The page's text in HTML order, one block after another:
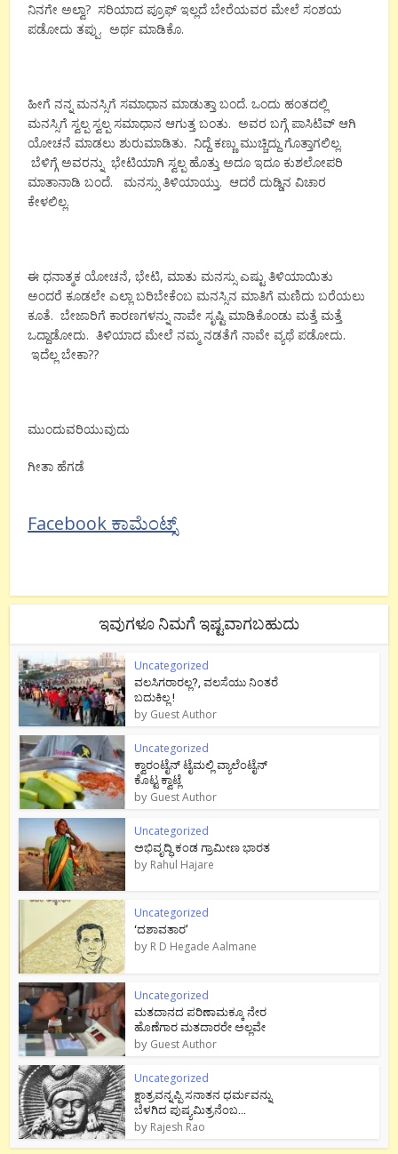
ನಿನಗೇ ಅಲ್ವಾ? ಸರಿಯಾದ ಪ್ರೂಫ್ ಇಲ್ಲದೆ ಬೇರೆಯವರ ಮೇಲೆ ಸಂಶಯ
ಪಡೋದು ತಪ್ಪು. ಅರ್ಥ ಮಾಡಿಕೊ.
ಹೀಗೆ ನನ್ನ ಮನಸ್ಸಿಗೆ ಸಮಾಧಾನ ಮಾಡುತ್ತಾ ಬಂದೆ. ಒಂದು ಹಂತದಲ್ಲಿ
ಮನಸ್ಸಿಗೆ ಸ್ವಲ್ಪ ಸ್ವಲ್ಪ ಸಮಾಧಾನ ಆಗುತ್ತ ಬಂತು. ಅವರ ಬಗ್ಗೆ ಪಾಸಿಟಿವ್ ಆಗಿ
ಯೋಚನೆ ಮಾಡಲು ಶುರುಮಾಡಿತು. ನಿದ್ದೆ ಕಣ್ಣು ಮುಚ್ಚಿದ್ದು ಗೊತ್ತಾಗಲಿಲ್ಲ.
ಬೆಳಿಗ್ಗೆ ಅವರನ್ನು ಭೇಟಿಯಾಗಿ ಸ್ವಲ್ಪ ಹೊತ್ತು ಅದೂ ಇದೂ ಕುಶಲೋಪರಿ
ಮಾತಾನಾಡಿ ಬಂದೆ. ಮನಸ್ಸು ತಿಳಿಯಾಯ್ತು. ಆದರೆ ದುಡ್ಡಿನ ವಿಚಾರ
ಕೇಳಲಿಲ್ಲ.
ಈ ಧನಾತ್ಮಕ ಯೋಚನೆ, ಭೇಟಿ, ಮಾತು ಮನಸ್ಸು ಎಷ್ಟು ತಿಳಿಯಾಯಿತು
ಅಂದರೆ ಕೂಡಲೇ ಎಲ್ಲಾ ಬರಿಬೇಕೆಂಬ ಮನಸ್ಸಿನ ಮಾತಿಗೆ ಮಣಿದು ಬರೆಯಲು
ಕೂತೆ. ಬೇಜಾರಿಗೆ ಕಾರಣಗಳನ್ನು ನಾವೇ ಸೃಷ್ಟಿ ಮಾಡಿಕೊಂಡು ಮತ್ತೆ ಮತ್ತೆ
ಒದ್ದಾಡೋದು. ತಿಳಿಯಾದ ಮೇಲೆ ನಮ್ಮ ನಡತೆಗೆ ನಾವೇ ವ್ಯಥೆ ಪಡೋದು.
ಇದೆಲ್ಲ ಬೇಕಾ??
ಮುಂದುವರಿಯುವುದು
ಗೀತಾ ಹೆಗಡೆ
Facebook ಕಾಮೆಂಟ್ಸ್
ಇವುಗಳೂ ನಿಮಗೆ ಇಷ್ಟವಾಗಬಹುದು
Uncategorized
ವಲಸಿಗರಾರಲ್ಲ?, ವಲಸೆಯು ನಿಂತರೆ
ಬದುಕಿಲ್ಲ !
by Guest Author
Uncategorized
ಕ್ವಾರಂಟೈನ್ ಟೈಮಲ್ಲಿ ವ್ಯಾಲೆಂಟೈನ್
ಕೊಟ್ಟ ಕ್ವಾಟ್ಲೆ
by Guest Author
Uncategorized
ಅಭಿವೃದ್ಧಿ ಕಂಡ ಗ್ರಾಮೀಣ ಭಾರತ
by Rahul Hajare
Uncategorized
‘ದಶಾವತಾರ’
by R D Hegade Aalmane
Uncategorized
ಮತದಾನದ ಪರಿಣಾಮಕ್ಕೂ ನೇರ
ಹೊಣೆಗಾರ ಮತದಾರರೇ ಅಲ್ಲವೇ
by Guest Author
Uncategorized
ಕ್ಷಾತ್ರವನ್ನಪ್ಪಿ ಸನಾತನ ಧರ್ಮವನ್ನು
ಬೆಳಗಿದ ಪುಷ್ಯಮಿತ್ರನೆಂಬ...
by Rajesh Rao